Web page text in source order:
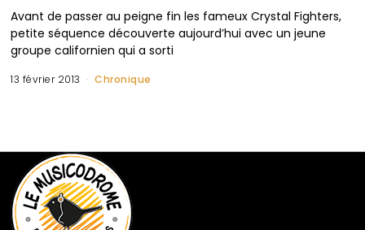
Avant de passer au peigne fin les fameux Crystal Fighters,
petite séquence découverte aujourd’hui avec un jeune
groupe californien qui a sorti
13 février 2013 Chronique